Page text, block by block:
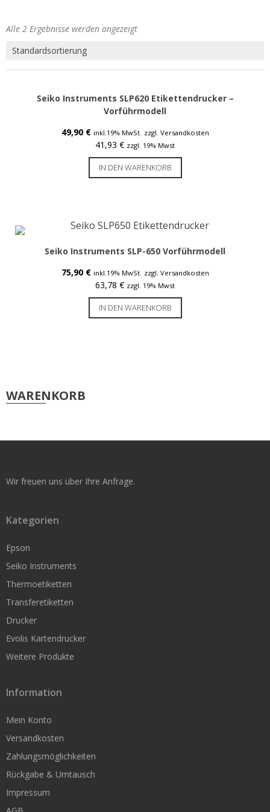
Etiketten für Epson C831
Epson Tintenpatronen & Zubehör
Tinte für Epson C4000
Tinte für Epson C7500 / G
Tinte für Epson GP-C831
ColorWorks Info
Anwenderberichte
Service & Reparatur
Besucherausweise & Tickets
POS-Drucker
Etiketten Seiko Instruments
Seiko Service
Support & Reparatur
Original Seiko Etiketten
Nachbau für Seiko
Original Brother
Alle 2 Ergebnisse werden angezeigt
Seiko Instruments SLP620 Etikettendrucker –
Vorführmodell
49,90 € inkl.19% MwSt. zzgl. Versandkosten
41,93 € zzgl. 19% Mwst
IN DEN WARENKORB
Seiko Instruments SLP-650 Vorführmodell
75,90 € inkl.19% MwSt. zzgl. Versandkosten
63,78 € zzgl. 19% Mwst
IN DEN WARENKORB
WARENKORB
Wir freuen uns über Ihre Anfrage.
Kategorien
Epson
Seiko Instruments
Thermoetiketten
Transferetiketten
Drucker
Evolis Kartendrucker
Weitere Produkte
Information
Mein Konto
Versandkosten
Zahlungsmöglichkeiten
Rückgabe & Umtausch
Impressum